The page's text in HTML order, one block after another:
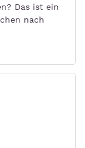
Das ist ein
nach